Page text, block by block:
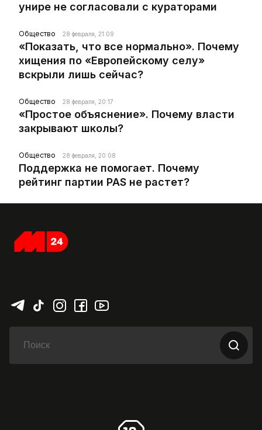
унире не согласовали с кураторами
Общество 28 февраля, 21:09
«Показать, что все нормально». Почему
хищения по «Европейскому селу»
вскрыли лишь сейчас?
Общество 28 февраля, 20:17
«Простое объяснение». Почему власти
закрывают школы?
Общество 28 февраля, 20:08
Поддержка не помогает. Почему
рейтинг партии PAS не растет?